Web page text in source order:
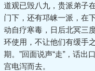
道观已毁八九，贵派弟子
门下，还有邛崃一派，在
动自疗寒毒，日后北冥三
环使用，不让他们有缓手
期。”回面说声“走”，话出
宫电泻而去。